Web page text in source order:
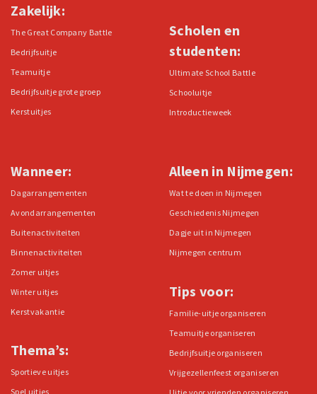
Zakelijk:
The Great Company Battle
Bedrijfsuitje
Teamuitje
Bedrijfsuitje grote groep
Kerstuitjes
Scholen en
studenten:
Ultimate School Battle
Schooluitje
Introductieweek
Wanneer:
Dagarrangementen
Avondarrangementen
Buitenactiviteiten
Binnenactiviteiten
Zomer uitjes
Winter uitjes
Kerstvakantie
Thema’s:
Sportieve uitjes
Spel uitjes
Alleen in Nijmegen:
Wat te doen in Nijmegen
Geschiedenis Nijmegen
Dagje uit in Nijmegen
Nijmegen centrum
Tips voor:
Familie-uitje organiseren
Teamuitje organiseren
Bedrijfsuitje organiseren
Vrijgezellenfeest organiseren